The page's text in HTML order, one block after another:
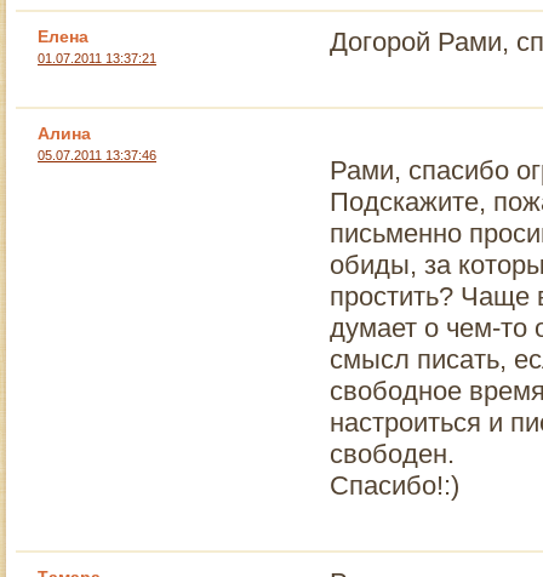
Елена
01.07.2011 13:37:21
Догорой Рами,
Алина
05.07.2011 13:37:46
Рами, спасибо
Подскажите,
письменно
обиды, за
простить? Чаще
думает о чем-то
смысл писать,
свободное
настроиться и
свободен.
Спасибо!:)